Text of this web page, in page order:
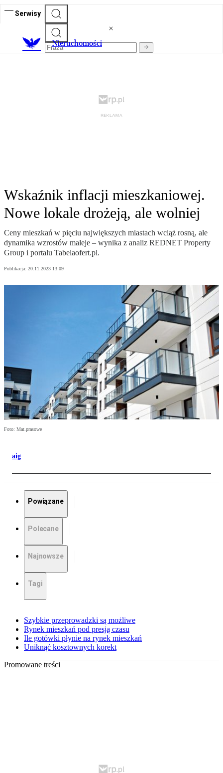
Serwisy
Nieruchomości
Wskaźnik inflacji mieszkaniowej.
Nowe lokale drożeją, ale wolniej
Ceny mieszkań w pięciu największych miastach wciąż rosną, ale
dynamika wzrostów maleje – wynika z analiz REDNET Property
Group i portalu Tabelaofert.pl.
Publikacja: 20.11.2023 13:09
Foto: Mat.prasowe
aig
Powiązane
Polecane
Najnowsze
Tagi
Szybkie przeprowadzki są możliwe
Rynek mieszkań pod presją czasu
Ile gotówki płynie na rynek mieszkań
Uniknąć kosztownych korekt
Promowane treści